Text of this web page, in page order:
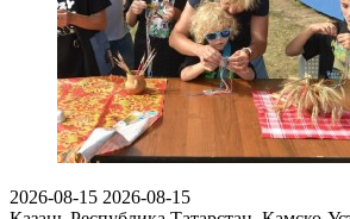
2026-08-15 2026-08-15